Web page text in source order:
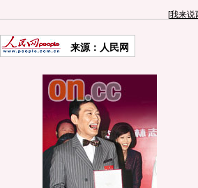
[我来说
来源：人民网